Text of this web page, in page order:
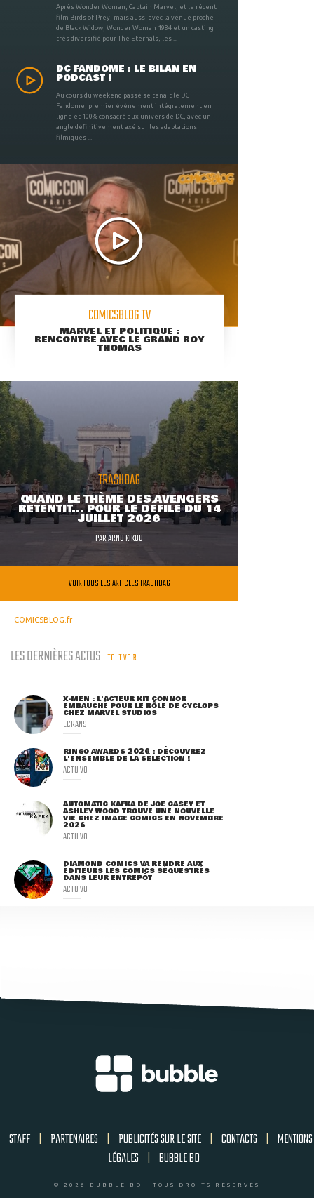
Après Wonder Woman, Captain Marvel, et le récent
film Birds of Prey, mais aussi avec la venue proche
de Black Widow, Wonder Woman 1984 et un casting
très diversifié pour The Eternals, les ...
DC FANDOME : LE BILAN EN
PODCAST !
Au cours du weekend passé se tenait le DC
Fandome, premier évènement intégralement en
ligne et 100% consacré aux univers de DC, avec un
angle définitivement axé sur les adaptations
filmiques ...
COMICSBLOG TV
MARVEL ET POLITIQUE :
RENCONTRE AVEC LE GRAND ROY
THOMAS
TRASHBAG
QUAND LE THÈME DES AVENGERS
RETENTIT... POUR LE DÉFILÉ DU 14
JUILLET 2026
PARARNO KIKOO
VOIR TOUS LES ARTICLES TRASHBAG
COMICSBLOG.fr
LES DERNIÈRES ACTUS TOUT VOIR
X-MEN : L'ACTEUR KIT CONNOR
EMBAUCHÉ POUR LE RÔLE DE CYCLOPS
CHEZ MARVEL STUDIOS
ECRANS
RINGO AWARDS 2026 : DÉCOUVREZ
L'ENSEMBLE DE LA SÉLECTION !
ACTU VO
AUTOMATIC KAFKA DE JOE CASEY ET
ASHLEY WOOD TROUVE UNE NOUVELLE
VIE CHEZ IMAGE COMICS EN NOVEMBRE
2026
ACTU VO
DIAMOND COMICS VA RENDRE AUX
ÉDITEURS LES COMICS SÉQUESTRÉS
DANS LEUR ENTREPÔT
ACTU VO
STAFF | PARTENAIRES | PUBLICITÉS SUR LE SITE | CONTACTS | MENTIONS
LÉGALES | BUBBLE BD
© 2026 BUBBLE BD - TOUS DROITS RÉSERVÉS